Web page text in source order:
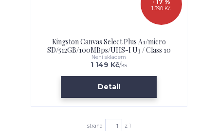
1 390 Kč
- 17 %
Kingston Canvas Select Plus A1/micro
SD/512GB/100MBps/UHS-I U3 / Class 10
1 149 Kč/ks
Není skladem
Detail
strana z 1